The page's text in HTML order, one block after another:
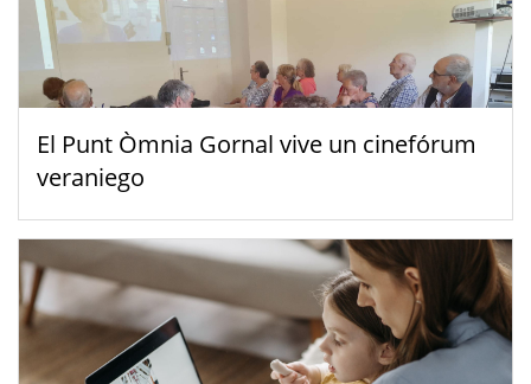
El Punt Òmnia Gornal vive un cinefórum
veraniego